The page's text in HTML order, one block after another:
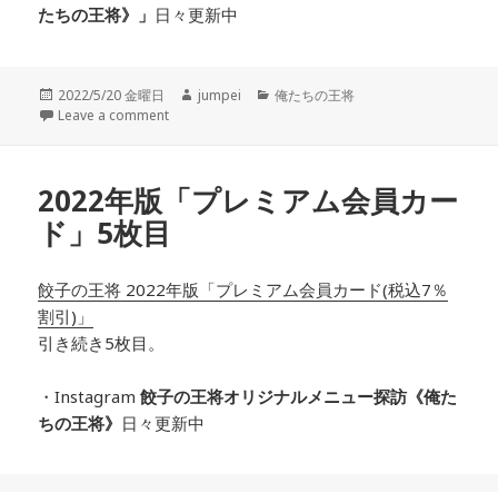
たちの王将》」 日々更新中
投
稿
2022/5/20 金曜日
作
jumpei
カ
俺たちの王将
Leave a comment
2022年版「プレミアム会員カー
ド」5枚目
餃子の王将 2022年版「プレミアム会員カード(税込7％
割引)」
引き続き5枚目。
・Instagram餃子の王将オリジナルメニュー探訪 《俺た
ちの王将》 日々更新中